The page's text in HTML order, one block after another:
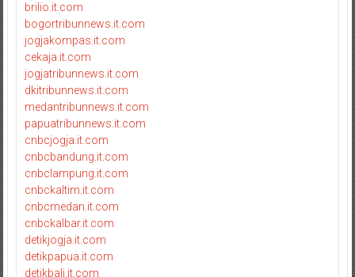
brilio.it.com
bogortribunnews.it.com
jogjakompas.it.com
cekaja.it.com
jogjatribunnews.it.com
dkitribunnews.it.com
medantribunnews.it.com
papuatribunnews.it.com
cnbcjogja.it.com
cnbcbandung.it.com
cnbclampung.it.com
cnbckaltim.it.com
cnbcmedan.it.com
cnbckalbar.it.com
detikjogja.it.com
detikpapua.it.com
detikbali.it.com